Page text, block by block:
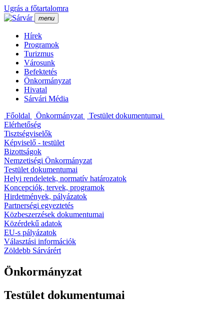
Ugrás a főtartalomra
menu
Hí­rek
Programok
Turizmus
Városunk
Befektetés
Önkormányzat
Hivatal
Sárvári Média
Főoldal
Önkormányzat
Testület dokumentumai
Elérhetőség
Tisztségviselők
Képviselő - testület
Bizottságok
Nemzetiségi Önkormányzat
Testület dokumentumai
Helyi rendeletek, normatí­v határozatok
Koncepciók, tervek, programok
Hirdetmények, pályázatok
Partnerségi egyeztetés
Közbeszerzések dokumentumai
Közérdekű adatok
EU-s pályázatok
Választási információk
Zöldebb Sárvárért
Önkormányzat
Testület dokumentumai